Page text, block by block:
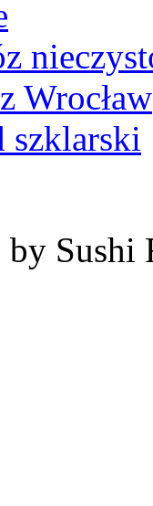
Wrocław
szklarski
by Sushi